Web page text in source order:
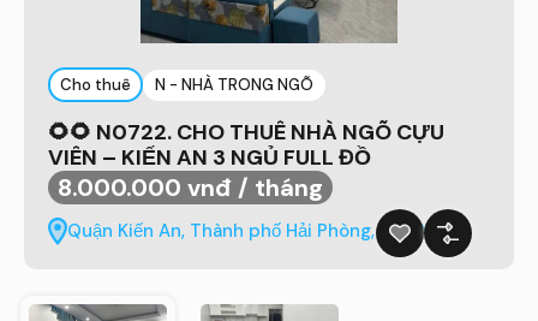
Cho thuê N - NHÀ TRONG NGÕ
🌻🌻 N0722. CHO THUÊ NHÀ NGÕ CỰU
VIÊN – KIẾN AN 3 NGỦ FULL ĐỒ
8.000.000 vnđ / tháng
Quận Kiến An, Thành phố Hải Phòng, Việt Nam